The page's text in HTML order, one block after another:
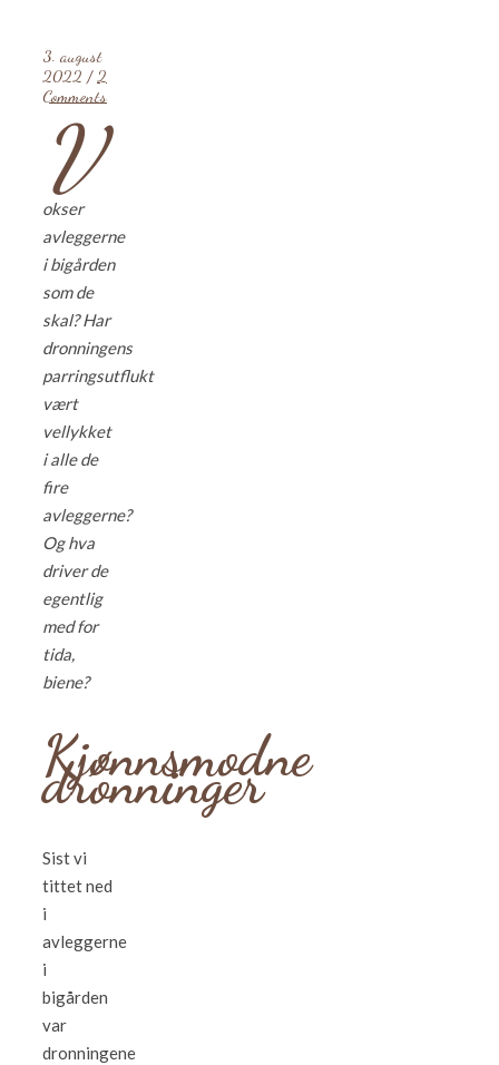
3. august
2022 / 2
Comments
V
okser
avleggerne
i bigården
som de
skal?Har
dronningens
parringsutflukt
vært
vellykket
i alle de
fire
avleggerne?
Og hva
driver de
egentlig
med for
tida,
biene?
Kjønnsmodne
dronninger
Sist vi
tittet ned
i
avleggerne
i
bigården
var
dronningene